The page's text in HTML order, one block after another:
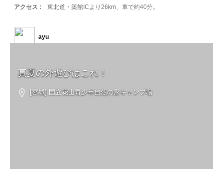
アクセス
東北道・築館ICより26km、車で約40分。
真夏の外遊びはこれ！
[宮城] 国立花山青少年自然の家キャンプ場
ayu